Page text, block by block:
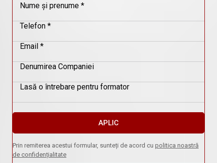
Nume și prenume *
Telefon *
Email *
Denumirea Companiei
Lasă o întrebare pentru formator
APLIC
Prin remiterea acestui formular, sunteți de acord cu politica noastră
de confidențialitate